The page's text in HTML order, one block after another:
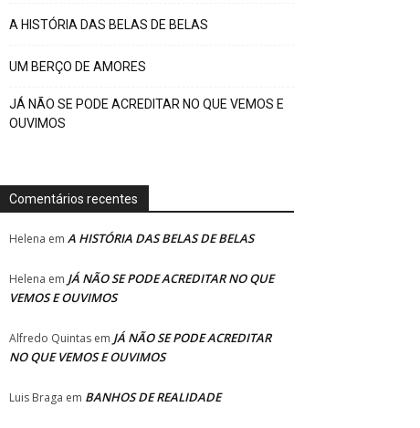
A HISTÓRIA DAS BELAS DE BELAS
UM BERÇO DE AMORES
JÁ NÃO SE PODE ACREDITAR NO QUE VEMOS E
OUVIMOS
Comentários recentes
Helena em A HISTÓRIA DAS BELAS DE BELAS
Helena em JÁ NÃO SE PODE ACREDITAR NO QUE
VEMOS E OUVIMOS
Alfredo Quintas em JÁ NÃO SE PODE ACREDITAR
NO QUE VEMOS E OUVIMOS
Luis Braga em BANHOS DE REALIDADE